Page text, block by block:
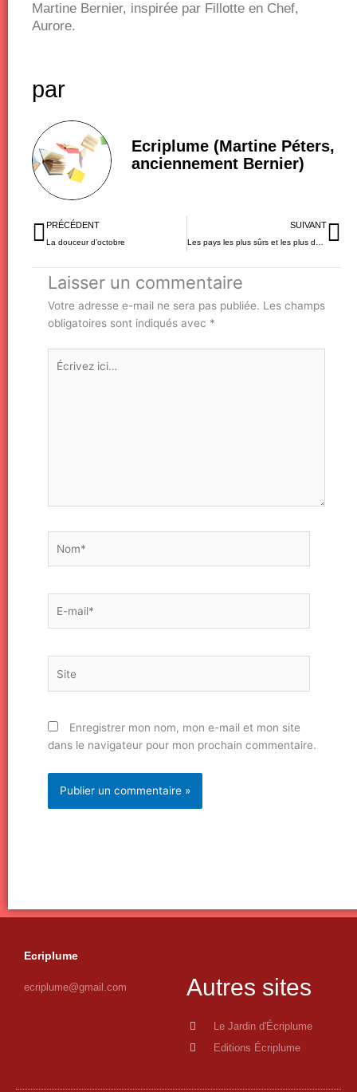
Martine Bernier, inspirée par Fillotte en Chef,
Aurore.
par
Ecriplume (Martine Péters,
anciennement Bernier)
Précédent
PRÉCÉDENT
La douceur d’octobre
SUIVANT
Laisser un commentaire
Votre adresse e-mail ne sera pas publiée. Les champs
obligatoires sont indiqués avec *
Écrivez
ici…
mail*
Enregistrer mon nom, mon e-mail et mon site
dans le navigateur pour mon prochain commentaire.
Ecriplume
ecriplume@gmail.com Autres sites
Le Jardin d'Écriplume
Editions Écriplume